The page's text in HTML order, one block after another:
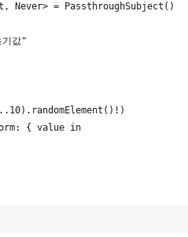
Never> = PassthroughSubject()
값"
{ value in